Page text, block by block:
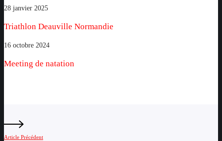
rugby
Triathlon
Deauville
28 janvier 2025
Triathlon Deauville Normandie
Meeting
natation
16 octobre 2024
Meeting de natation
Article Précédent